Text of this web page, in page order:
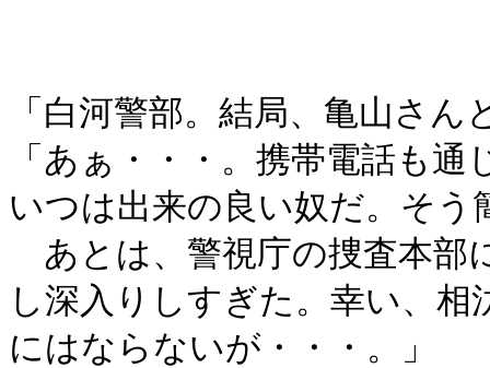
「白河警部。結局、亀山さ
「あぁ・・・。携帯電話も
いつは出来の良い奴だ。そ
あとは、警視庁の捜査本部
し深入りしすぎた。幸い、
にはならないが・・・。」